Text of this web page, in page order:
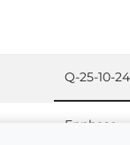
Q-25-10-
Enphase